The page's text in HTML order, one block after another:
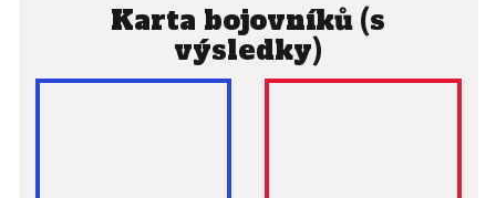
Karta bojovníků (s
výsledky)